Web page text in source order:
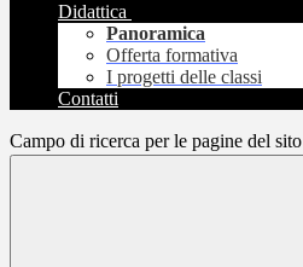
Didattica
Panoramica
Offerta formativa
I progetti delle classi
Contatti
Campo di ricerca per le pagine del sito